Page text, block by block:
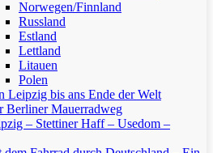
Norwegen/Finnland
Russland
Estland
Lettland
Litauen
Polen
Leipzig bis ans Ende der Welt
Berliner Mauerradweg
– Stettiner Haff – Usedom –